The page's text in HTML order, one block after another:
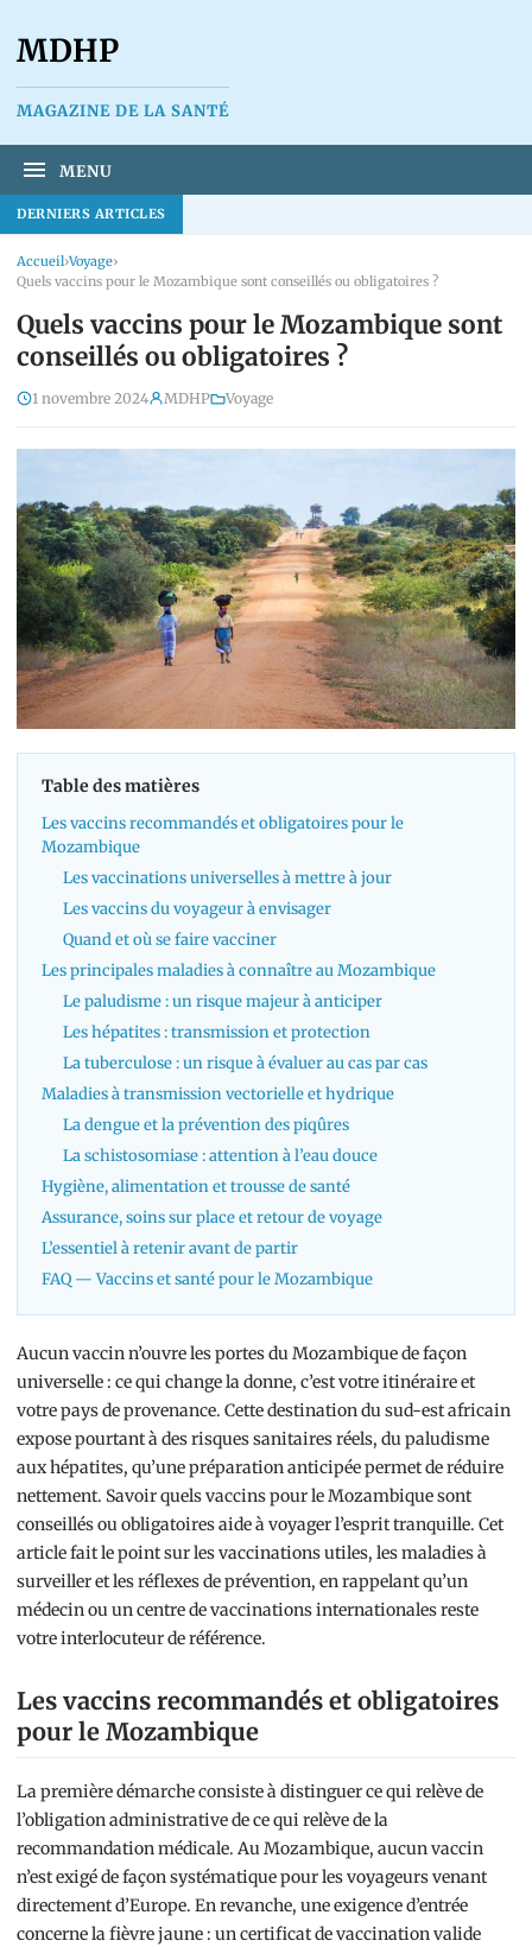
MDHP
MAGAZINE DE LA SANTÉ
MENU
DERNIERS ARTICLES
Accueil›Voyage›
Quels vaccins pour le Mozambique sont conseillés ou obligatoires ?
Quels vaccins pour le Mozambique sont
conseillés ou obligatoires ?
1 novembre 2024 MDHP Voyage
Table des matières
Les vaccins recommandés et obligatoires pour le
Mozambique
Les vaccinations universelles à mettre à jour
Les vaccins du voyageur à envisager
Quand et où se faire vacciner
Les principales maladies à connaître au Mozambique
Le paludisme : un risque majeur à anticiper
Les hépatites : transmission et protection
La tuberculose : un risque à évaluer au cas par cas
Maladies à transmission vectorielle et hydrique
La dengue et la prévention des piqûres
La schistosomiase : attention à l’eau douce
Hygiène, alimentation et trousse de santé
Assurance, soins sur place et retour de voyage
L’essentiel à retenir avant de partir
FAQ — Vaccins et santé pour le Mozambique
Aucun vaccin n’ouvre les portes du Mozambique de façon
universelle : ce qui change la donne, c’est votre itinéraire et
votre pays de provenance. Cette destination du sud-est africain
expose pourtant à des risques sanitaires réels, du paludisme
aux hépatites, qu’une préparation anticipée permet de réduire
nettement. Savoir quels vaccins pour le Mozambique sont
conseillés ou obligatoires aide à voyager l’esprit tranquille. Cet
article fait le point sur les vaccinations utiles, les maladies à
surveiller et les réflexes de prévention, en rappelant qu’un
médecin ou un centre de vaccinations internationales reste
votre interlocuteur de référence.
Les vaccins recommandés et obligatoires
pour le Mozambique
La première démarche consiste à distinguer ce qui relève de
l’obligation administrative de ce qui relève de la
recommandation médicale. Au Mozambique, aucun vaccin
n’est exigé de façon systématique pour les voyageurs venant
directement d’Europe. En revanche, une exigence d’entrée
concerne la fièvre jaune : un certificat de vaccination valide